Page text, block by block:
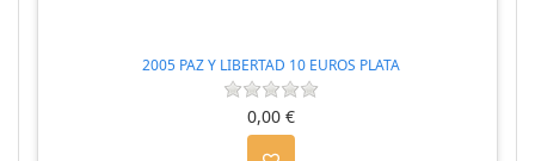
2005 PAZ Y LIBERTAD 10 EUROS PLATA
0,00 €